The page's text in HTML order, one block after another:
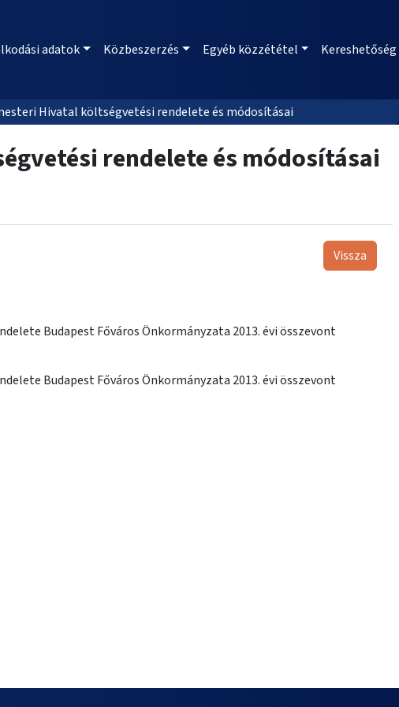
adatok Közbeszerzés Egyéb közzététel Kereshetőség
Hivatal költségvetési rendelete és módosításai
rendelete és módosításai
Vissza
Budapest Főváros Önkormányzata 2013. évi összevont
Budapest Főváros Önkormányzata 2013. évi összevont